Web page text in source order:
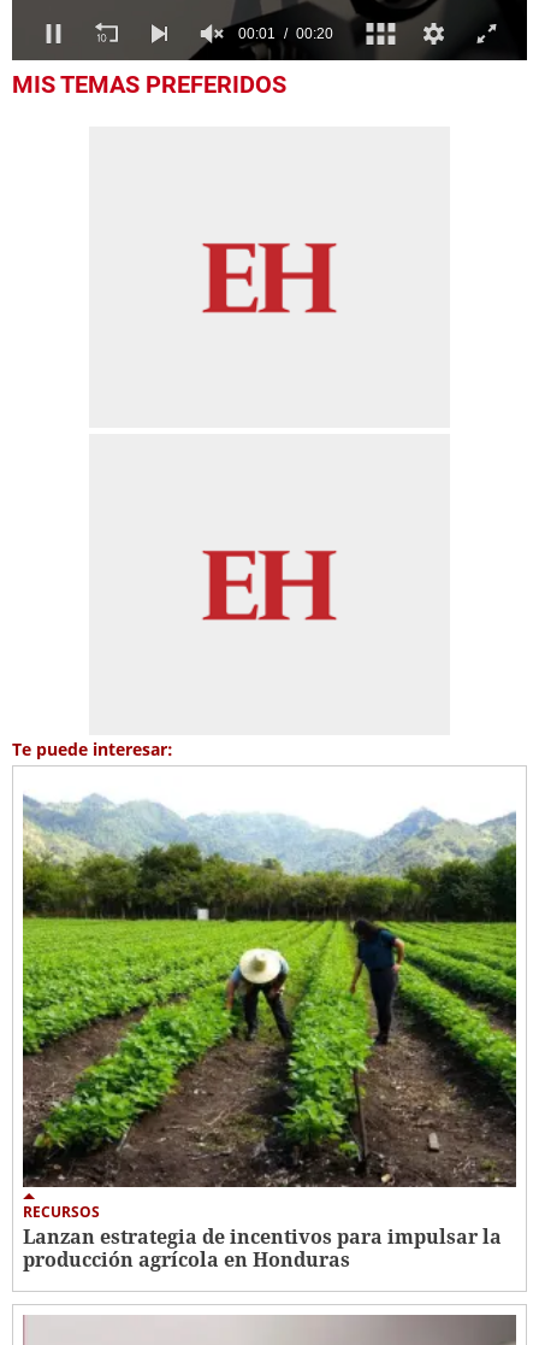
seconds
MIS TEMAS PREFERIDOS
Te puede interesar:
RECURSOS
Lanzan estrategia de incentivos para impulsar la
producción agrícola en Honduras